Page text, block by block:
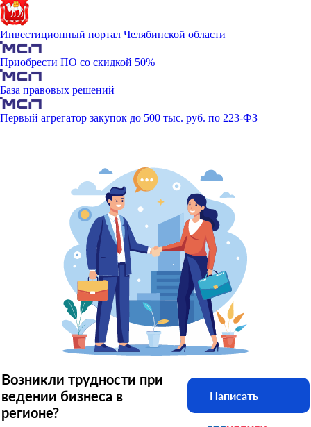
Инвестиционный портал Челябинской области
Приобрести ПО со скидкой 50%
База правовых решений
Первый агрегатор закупок до 500 тыс. руб. по 223-ФЗ
Возникли трудности при
ведении бизнеса в
регионе?
Написать